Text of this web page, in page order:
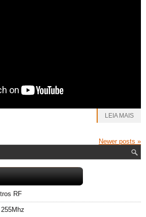
LEIA MAIS
Newer posts »
RF